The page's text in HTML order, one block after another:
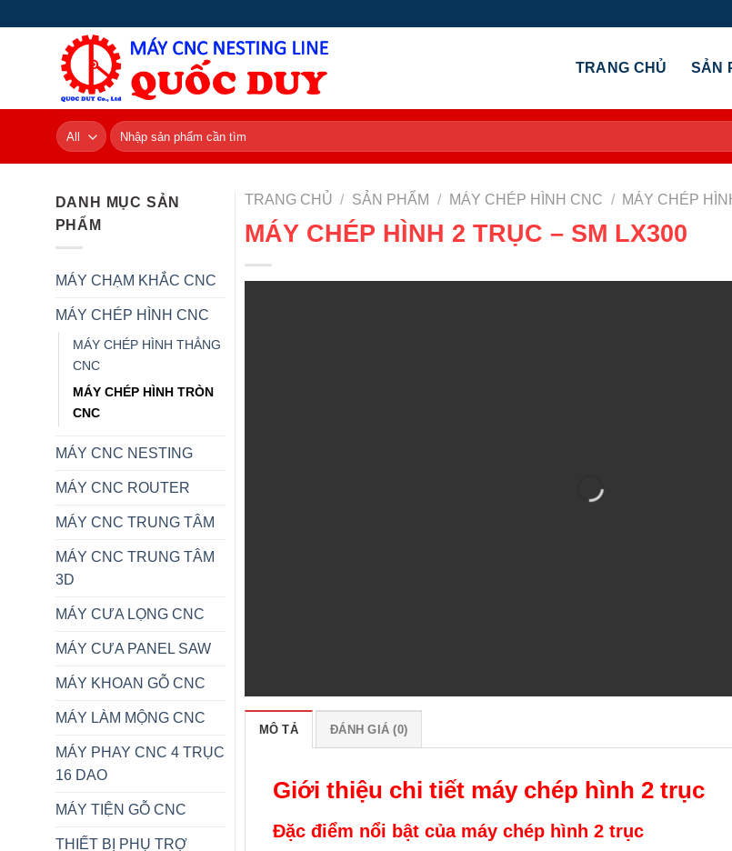
TRANG CHỦ SẢN
Tìm
kiếm:
DANH MỤC SẢN
PHẨM
MÁY CHẠM KHẮC CNC
MÁY CHÉP HÌNH CNC
MÁY CHÉP HÌNH THẲNG
CNC
MÁY CHÉP HÌNH TRÒN
CNC
MÁY CNC NESTING
MÁY CNC ROUTER
MÁY CNC TRUNG TÂM
MÁY CNC TRUNG TÂM
3D
MÁY CƯA LỌNG CNC
MÁY CƯA PANEL SAW
MÁY KHOAN GỖ CNC
MÁY LÀM MỘNG CNC
MÁY PHAY CNC 4 TRỤC
16 DAO
MÁY TIỆN GỖ CNC
THIẾT BỊ PHỤ TRỢ
TRANG CHỦ / SẢN PHẨM / MÁY CHÉP HÌNH CNC / MÁY CHÉP
MÁY CHÉP HÌNH 2 TRỤC – SM LX300
MÔ TẢ ĐÁNH GIÁ (0)
Giới thiệu chi tiết máy chép hình 2 trục
Đặc điểm nổi bật của máy chép hình 2 trục